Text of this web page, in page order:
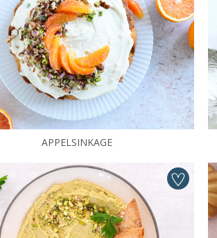
APPELSINKAGE